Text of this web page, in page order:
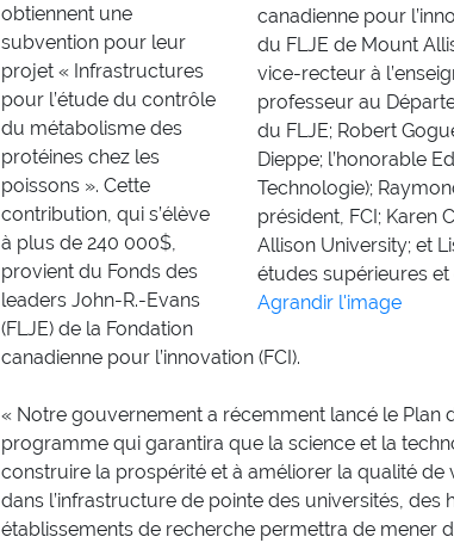
canadienne pour
du FLJE de Mount
vice-recteur à
professeur au
du FLJE; Robert
Dieppe; l’honorable
Technologie);
président, FCI; Karen
Allison University; et
études supérieures et
Agrandir l'image
obtiennent une
subvention pour leur
projet « Infrastructures
pour l’étude du contrôle
du métabolisme des
protéines chez les
poissons ». Cette
contribution, qui s’élève
à plus de 240 000$,
provient du Fonds des
leaders John-R.-Evans
(FLJE) de la Fondation
canadienne pour l’innovation (FCI).
« Notre gouvernement a récemment lancé le Plan
programme qui garantira que la science et la
construire la prospérité et à améliorer la qualité de
dans l’infrastructure de pointe des universités, des
établissements de recherche permettra de mener